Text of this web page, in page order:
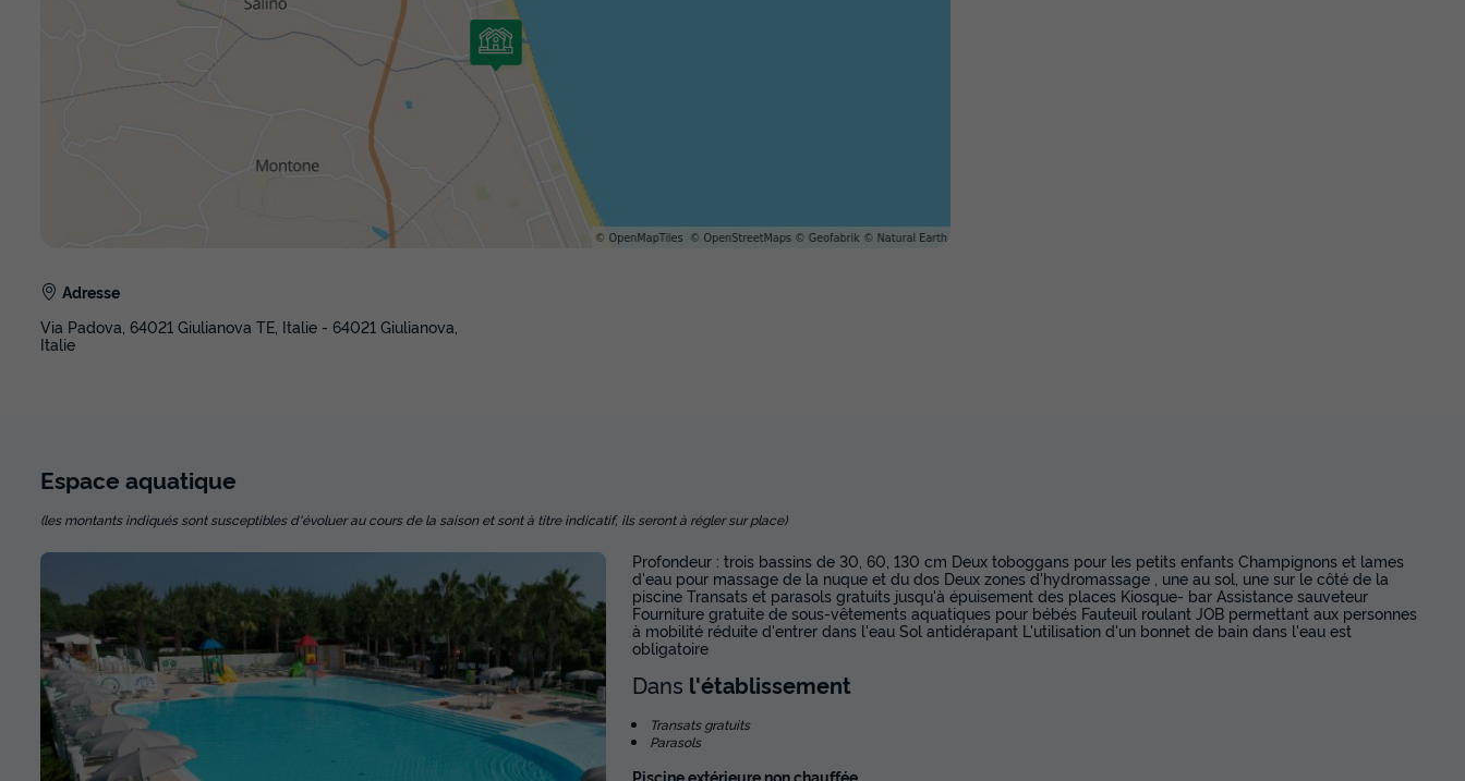
Adresse
Via Padova, 64021 Giulianova TE, Italie - 64021 Giulianova,
Italie
Espace aquatique
(les montants indiqués sont susceptibles d'évoluer au cours de la saison et sont à titre indicatif, ils seront à régler sur place)
Profondeur : trois bassins de 30, 60, 130 cm Deux toboggans pour les petits enfants Champignons et lames
d'eau pour massage de la nuque et du dos Deux zones d'hydromassage , une au sol, une sur le côté de la
piscine Transats et parasols gratuits jusqu'à épuisement des places Kiosque- bar Assistance sauveteur
Fourniture gratuite de sous-vêtements aquatiques pour bébés Fauteuil roulant JOB permettant aux personnes
à mobilité réduite d'entrer dans l'eau Sol antidérapant L'utilisation d'un bonnet de bain dans l'eau est
obligatoire
Dans l'établissement
Transats gratuits
Parasols
Piscine extérieure non chauffée